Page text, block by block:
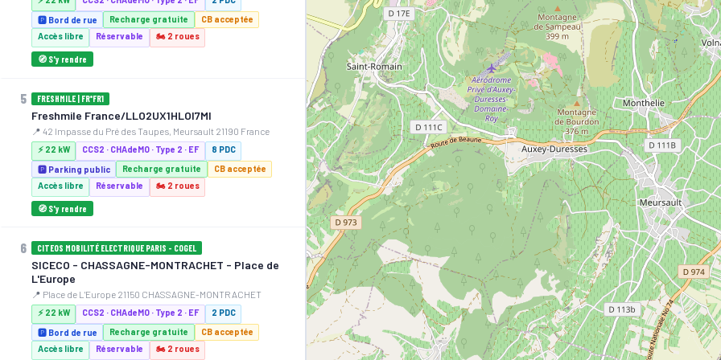
🅿️ Bord de rue
Recharge gratuite
CB acceptée
Accès libre
Réservable 🏍️ 2 roues
🧭 S'y rendre
5 FRESHMILE | FR*FR1
Freshmile France/LLO2UX1HLOI7MI
📍 42 Impasse du Pré des Taupes, Meursault 21190 France
⚡ 22 kW CCS2 · CHAdeMO · Type 2 · EF
8 PDC
🅿️ Parking public
Recharge gratuite
CB acceptée
Accès libre
Réservable 🏍️ 2 roues
🧭 S'y rendre
6 CITEOS MOBILITÉ ELECTRIQUE PARIS - COGEL
SICECO - CHASSAGNE-MONTRACHET - Place de
L'Europe
📍 Place de L'Europe 21150 CHASSAGNE-MONTRACHET
⚡ 22 kW CCS2 · CHAdeMO · Type 2 · EF
2 PDC
🅿️ Bord de rue
Recharge gratuite
CB acceptée
Accès libre
Réservable 🏍️ 2 roues